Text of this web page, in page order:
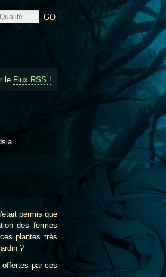
le Flux RSS !
permis que
des fermes
plantes très
?
par ces